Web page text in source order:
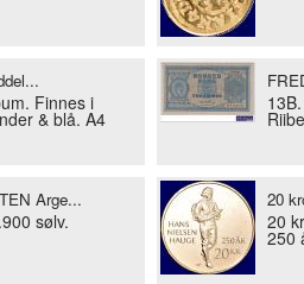
Finnes i
& blå. A4
Arge...
sølv.
20
20
250